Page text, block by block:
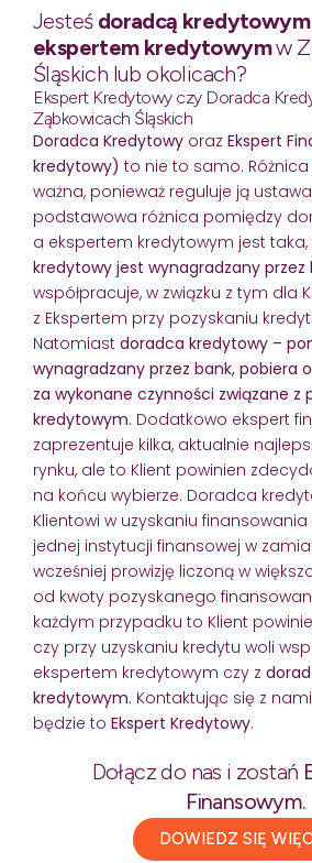
Jesteśdoradcą kredytowym
ekspertem kredytowymw
Śląskich lub okolicach?
Ekspert Kredytowy czy Doradca
Ząbkowicach Śląskich
Doradca Kredytowy oraz Ekspert
kredytowy) to nie to samo.
ważna, ponieważ reguluje ją
podstawowa różnica pomiędzy
a ekspertem kredytowym jest taka,
kredytowy jest wynagradzany przez
współpracuje, w związku z tym dla
z Ekspertem przy pozyskaniu
Natomiast doradca kredytowy –
wynagradzany przez bank, pobiera
za wykonane czynności związane z
kredytowym. Dodatkowo ekspert
zaprezentuje kilka, aktualnie
rynku, ale to Klient powinien
na końcu wybierze. Doradca
Klientowi w uzyskaniu
jednej instytucji finansowej w
wcześniej prowizję liczoną w
od kwoty pozyskanego
każdym przypadku to Klient
czy przy uzyskaniu kredytu woli
ekspertem kredytowym czy z
kredytowym. Kontaktując się z
będzie to Ekspert Kredytowy.
Dołącz do nas i zostań
Finansowym.
DOWIEDZ SIĘ